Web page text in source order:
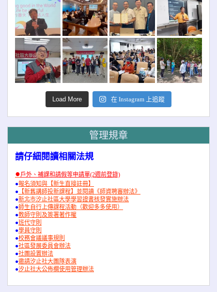
Load More 在 Instagram 上追蹤
管理規章
請仔細閱讀相關法規
●戶外、補課和請假等申請單(2週前登錄)
●報名須知與【新生直接註冊】
● 【新舊講師投新課程】並閱讀《師資聘審辦法》
●新北市汐止社區大學學習證書核發實施辦法
●師生自行上傳課程活動（歡迎多多使用）
●教師守則及簽署著作權
●班代守則
●學員守則
●校務會議議事規則
●社區發展委員會辦法
●社團設置辦法
●邀請汐止社大團隊表演
●汐止社大公佈欄使用管理辦法